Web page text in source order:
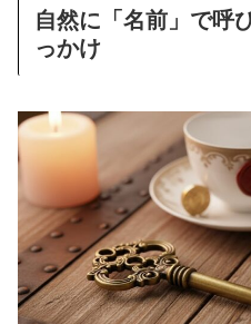
自然に「名前」で呼
っかけ